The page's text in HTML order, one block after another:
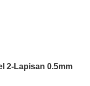
2-Lapisan 0.5mm